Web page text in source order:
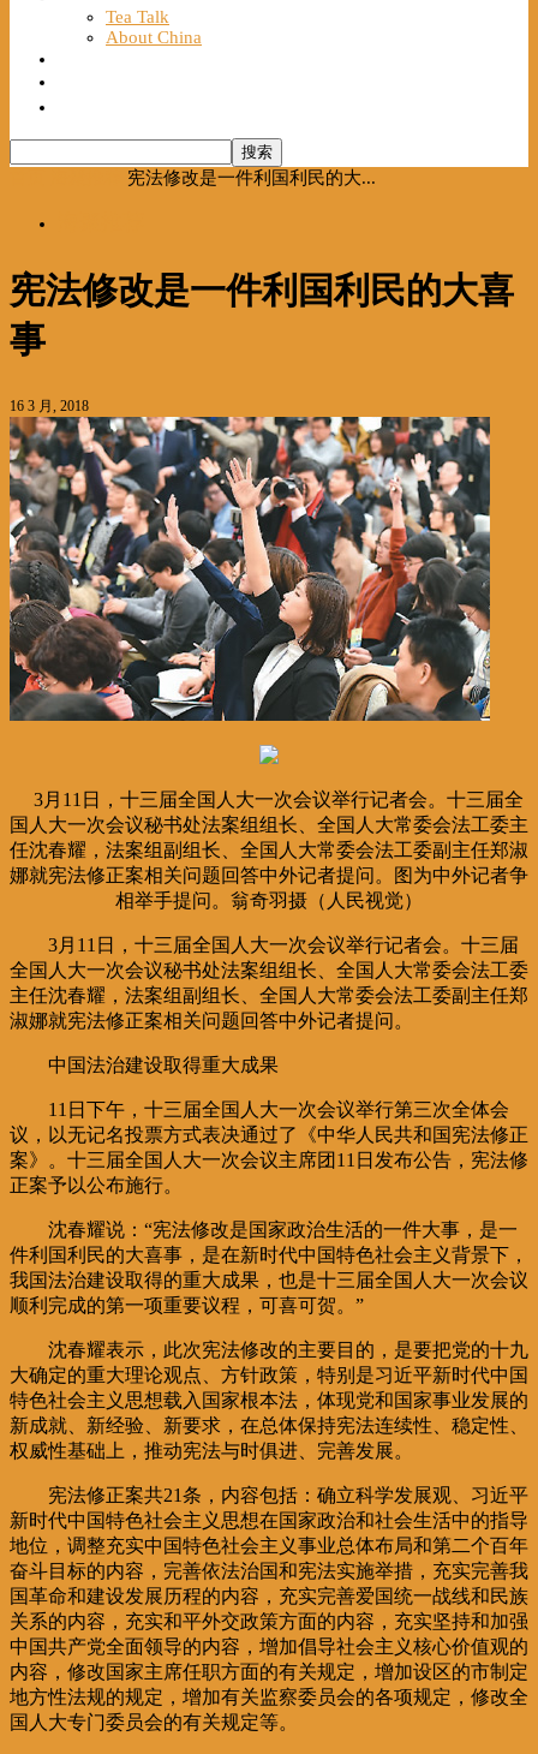
Tea Talk
About China
宪法修改是一件利国利民的大...
宪法修改是一件利国利民的大喜
事
16 3 月, 2018
3月11日，十三届全国人大一次会议举行记者会。十三届全
国人大一次会议秘书处法案组组长、全国人大常委会法工委主
任沈春耀，法案组副组长、全国人大常委会法工委副主任郑淑
娜就宪法修正案相关问题回答中外记者提问。图为中外记者争
相举手提问。翁奇羽摄（人民视觉）
3月11日，十三届全国人大一次会议举行记者会。十三届
全国人大一次会议秘书处法案组组长、全国人大常委会法工委
主任沈春耀，法案组副组长、全国人大常委会法工委副主任郑
淑娜就宪法修正案相关问题回答中外记者提问。
中国法治建设取得重大成果
11日下午，十三届全国人大一次会议举行第三次全体会
议，以无记名投票方式表决通过了《中华人民共和国宪法修正
案》。十三届全国人大一次会议主席团11日发布公告，宪法修
正案予以公布施行。
沈春耀说：“宪法修改是国家政治生活的一件大事，是一
件利国利民的大喜事，是在新时代中国特色社会主义背景下，
我国法治建设取得的重大成果，也是十三届全国人大一次会议
顺利完成的第一项重要议程，可喜可贺。”
沈春耀表示，此次宪法修改的主要目的，是要把党的十九
大确定的重大理论观点、方针政策，特别是习近平新时代中国
特色社会主义思想载入国家根本法，体现党和国家事业发展的
新成就、新经验、新要求，在总体保持宪法连续性、稳定性、
权威性基础上，推动宪法与时俱进、完善发展。
宪法修正案共21条，内容包括：确立科学发展观、习近平
新时代中国特色社会主义思想在国家政治和社会生活中的指导
地位，调整充实中国特色社会主义事业总体布局和第二个百年
奋斗目标的内容，完善依法治国和宪法实施举措，充实完善我
国革命和建设发展历程的内容，充实完善爱国统一战线和民族
关系的内容，充实和平外交政策方面的内容，充实坚持和加强
中国共产党全面领导的内容，增加倡导社会主义核心价值观的
内容，修改国家主席任职方面的有关规定，增加设区的市制定
地方性法规的规定，增加有关监察委员会的各项规定，修改全
国人大专门委员会的有关规定等。